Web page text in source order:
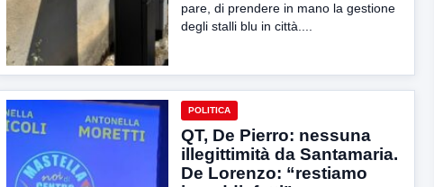
pare, di prendere in mano la gestione
degli stalli blu in città....
POLITICA
QT, De Pierro: nessuna
illegittimità da Santamaria.
De Lorenzo: “restiamo